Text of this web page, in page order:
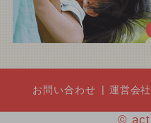
お問い合わせ 運営会社
©